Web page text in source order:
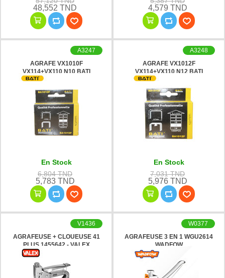
48,552 TND 4,579 TND
AGRAFE VX1010F
VX114+VX110 N10 BATI
A3247
En Stock
6,804 TND
5,783 TND
AGRAFE VX1012F
VX114+VX110 N12 BATI
A3248
En Stock
7,031 TND
5,976 TND
AGRAFEUSE + CLOUEUSE 41
PLUS 1455642 - VALEX
V1436
AGRAFEUSE 3 EN 1 WGU2614
WADFOW
W0377